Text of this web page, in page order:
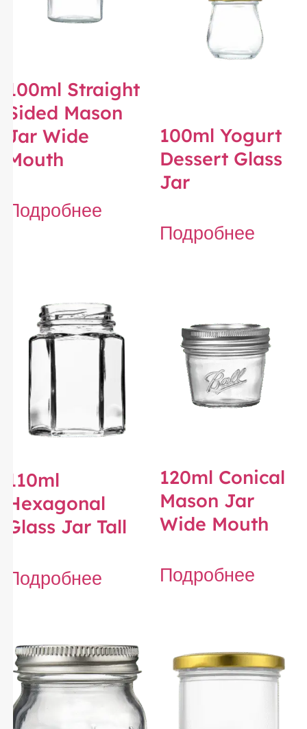
100ml Straight
Sided Mason
Jar Wide
Mouth
Подробнее
100ml Yogurt
Dessert Glass
Jar
Подробнее
110ml
Hexagonal
Glass Jar Tall
Подробнее
120ml Conical
Mason Jar
Wide Mouth
Подробнее